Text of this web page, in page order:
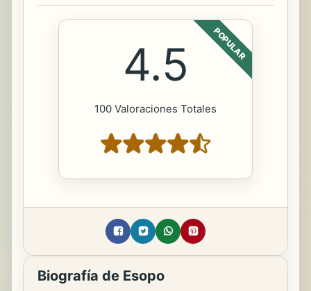
POPULAR
4.5
100 Valoraciones Totales
Biografía de Esopo